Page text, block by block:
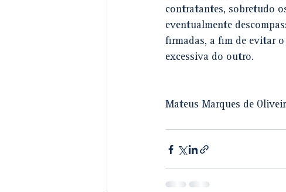
contratantes, sobretudo
eventualmente
firmadas, a fim de evitar
excessiva do outro.
Mateus Marques de